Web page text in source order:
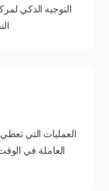
التوجيه الذكي
العمليات التي
العاملة في